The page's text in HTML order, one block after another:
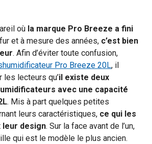
où la marque Pro Breeze a fini
et à mesure des années, c’est bien
. Afin d’éviter toute confusion,
Pro Breeze 20L, il
les lecteurs qu’il existe deux
avec une capacité
. Mis à part quelques petites
leurs caractéristiques, ce qui les
leur design. Sur la face avant de l’un,
qui est le modèle le plus ancien.